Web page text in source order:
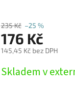
235 Kč –25 %
176 Kč
145,45 Kč bez DPH
cena:
Skladem v